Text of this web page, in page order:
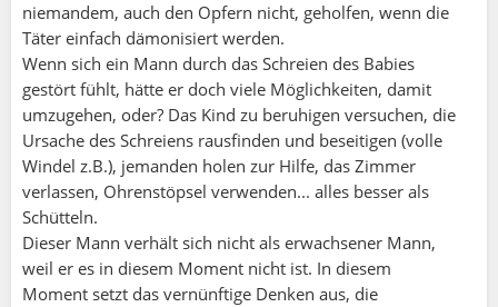
niemandem, auch den Opfern nicht, geholfen, wenn die
Täter einfach dämonisiert werden.
Wenn sich ein Mann durch das Schreien des Babies
gestört fühlt, hätte er doch viele Möglichkeiten, damit
umzugehen, oder? Das Kind zu beruhigen versuchen, die
Ursache des Schreiens rausfinden und beseitigen (volle
Windel z.B.), jemanden holen zur Hilfe, das Zimmer
verlassen, Ohrenstöpsel verwenden... alles besser als
Schütteln.
Dieser Mann verhält sich nicht als erwachsener Mann,
weil er es in diesem Moment nicht ist. In diesem
Moment setzt das vernünftige Denken aus, die